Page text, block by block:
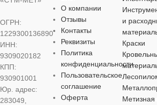
МАТЕРИАЛ
хромованадиевая
сталь (CrV)
ЦВЕТ
серебристый
КЛЮЧА
10 мм
МАТЕРИАЛ
хромованадиевая
сталь (CrV)
РАЗМЕР
КЛЮЧА
15 мм
ОГРН:
1229300136890
ИНН:
9309020182
КПП:
930901001
Юр. адрес:
283049,
О компании
Отзывы
Контакты
Реквизиты
Политика
конфиденциальности
Пользовательское
соглашение
Оферта
и
Краски
Метизная